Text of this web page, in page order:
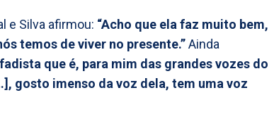
e Silva afirmou: “Acho que ela faz muito bem,
temos de viver no presente.”Ainda
que é, para mim das grandes vozes do
gosto imenso da voz dela, tem uma voz